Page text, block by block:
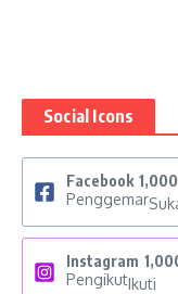
Social Icons
Facebook 1,000
Penggemar
Instagram
PengikutIkuti